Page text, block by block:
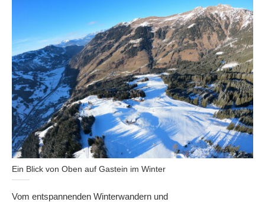
Ein Blick von Oben auf Gastein im Winter
Vom entspannenden Winterwandern und